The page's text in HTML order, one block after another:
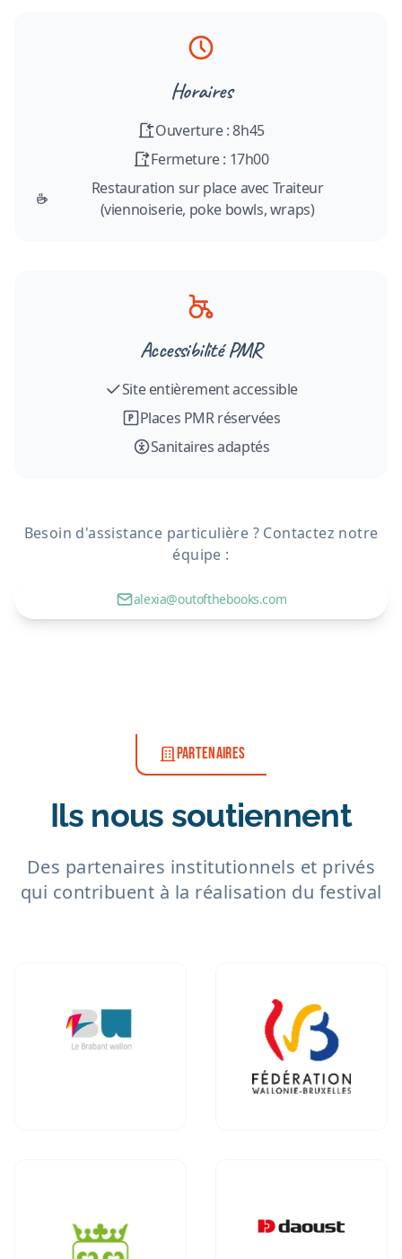
Horaires
Ouverture : 8h45
Fermeture : 17h00
Restauration sur place avec Traiteur
(viennoiserie, poke bowls, wraps)
Accessibilité PMR
Site entièrement accessible
Places PMR réservées
Sanitaires adaptés
Besoin d'assistance particulière ? Contactez notre
équipe :
alexia@outofthebooks.com
PARTENAIRES
Ils nous soutiennent
Des partenaires institutionnels et privés
qui contribuent à la réalisation du festival